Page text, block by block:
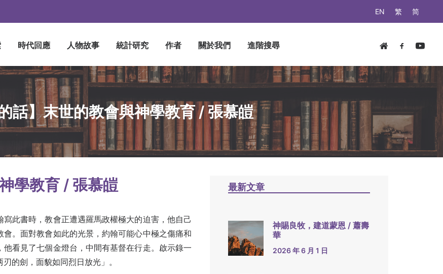
EN 繁 简
時代回應 人物故事 統計研究 作者 關於我們 進階搜尋
話】末世的教會與神學教育 / 張慕皚
學教育 /張慕皚
此書時，教會正遭遇羅馬政權極大的迫害，他自己
。面對教會如此的光景，約翰可能心中極之傷痛和
看見了七個金燈台，中間有基督在行走。啟示錄一
的劍，面貌如同烈日放光」。
最新文章
神賜良牧，建道蒙恩 / 蕭壽
華
2026 年 6 月 1 日